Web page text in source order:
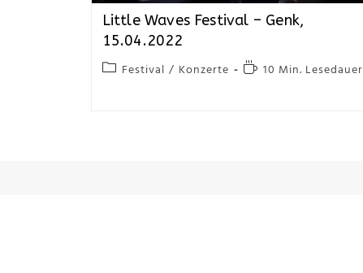
Little Waves Festival – Genk,
15.04.2022
Festival / Konzerte 10 Min. Lesedauer